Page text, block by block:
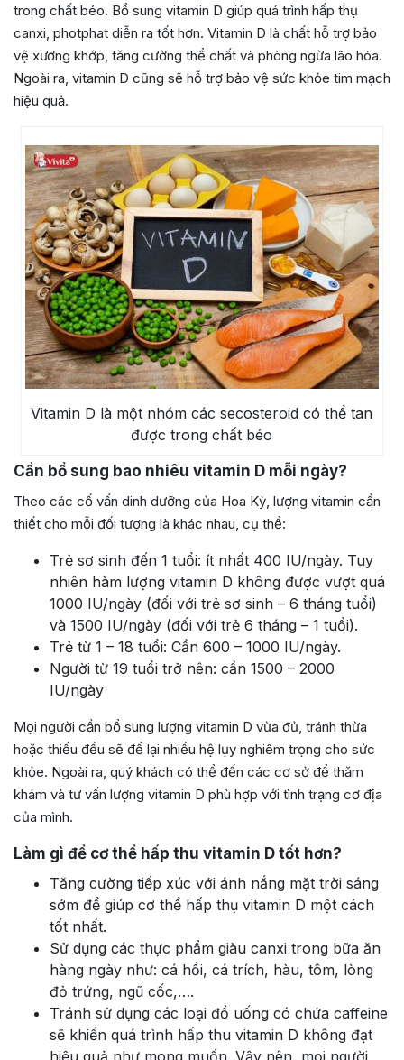
trong chất béo. Bổ sung vitamin D giúp quá trình hấp thụ
canxi, photphat diễn ra tốt hơn. Vitamin D là chất hỗ trợ bảo
vệ xương khớp, tăng cường thể chất và phòng ngừa lão hóa.
Ngoài ra, vitamin D cũng sẽ hỗ trợ bảo vệ sức khỏe tim mạch
hiệu quả.
Vitamin D là một nhóm các secosteroid có thể tan
được trong chất béo
Cần bổ sung bao nhiêu vitamin D mỗi ngày?
Theo các cố vấn dinh dưỡng của Hoa Kỳ, lượng vitamin cần
thiết cho mỗi đối tượng là khác nhau, cụ thể:
Trẻ sơ sinh đến 1 tuổi: ít nhất 400 IU/ngày. Tuy
nhiên hàm lượng vitamin D không được vượt quá
1000 IU/ngày (đối với trẻ sơ sinh – 6 tháng tuổi)
và 1500 IU/ngày (đối với trẻ 6 tháng – 1 tuổi).
Trẻ từ 1 – 18 tuổi: Cần 600 – 1000 IU/ngày.
Người từ 19 tuổi trở nên: cần 1500 – 2000
IU/ngày
Mọi người cần bổ sung lượng vitamin D vừa đủ, tránh thừa
hoặc thiếu đều sẽ để lại nhiều hệ lụy nghiêm trọng cho sức
khỏe. Ngoài ra, quý khách có thể đến các cơ sở để thăm
khám và tư vấn lượng vitamin D phù hợp với tình trạng cơ địa
của mình.
Làm gì để cơ thể hấp thu vitamin D tốt hơn?
Tăng cường tiếp xúc với ánh nắng mặt trời sáng
sớm để giúp cơ thể hấp thụ vitamin D một cách
tốt nhất.
Sử dụng các thực phẩm giàu canxi trong bữa ăn
hàng ngày như: cá hồi, cá trích, hàu, tôm, lòng
đỏ trứng, ngũ cốc,….
Tránh sử dụng các loại đồ uống có chứa caffeine
sẽ khiến quá trình hấp thu vitamin D không đạt